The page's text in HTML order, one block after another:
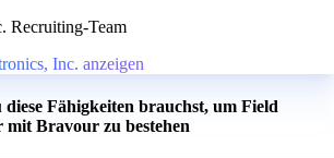
Recruiting-Team
Inc. anzeigen
Fähigkeiten brauchst, um Field
Bravour zu bestehen